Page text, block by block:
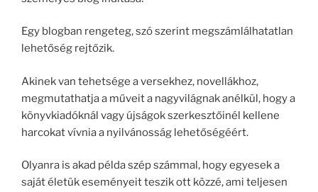
Egy blogban rengeteg, szó szerint megszámlálhatatlan
lehetőség rejtőzik.
Akinek van tehetsége a versekhez, novellákhoz,
megmutathatja a műveit a nagyvilágnak anélkül, hogy a
könyvkiadóknál vagy újságok szerkesztőinél kellene
harcokat vívnia a nyilvánosság lehetőségéért.
Olyanra is akad példa szép számmal, hogy egyesek a
saját életük eseményeit teszik ott közzé, ami teljesen